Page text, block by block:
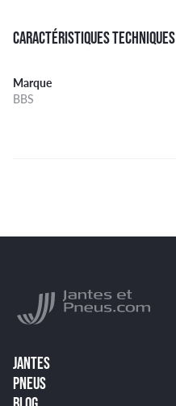
CARACTÉRISTIQUES TECHNIQUES
Marque
BBS
JANTES
PNEUS